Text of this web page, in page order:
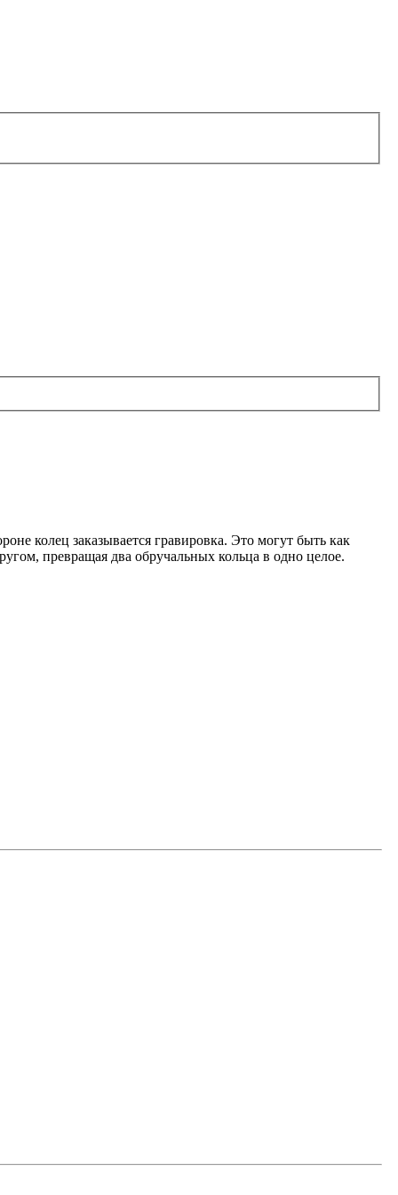
колец заказывается гравировка. Это могут быть как
превращая два обручальных кольца в одно целое.